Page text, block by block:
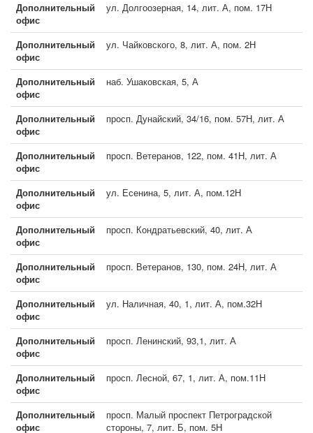
Дополнительный
офис
ул. Долгоозерная, 14, лит. А, пом. 17Н
Дополнительный
офис
ул. Чайковского, 8, лит. А, пом. 2Н
Дополнительный
офис
наб. Ушаковская, 5, А
Дополнительный
офис
просп. Дунайский, 34/16, пом. 57Н, лит. А
Дополнительный
офис
просп. Ветеранов, 122, пом. 41Н, лит. А
Дополнительный
офис
ул. Есенина, 5, лит. А, пом.12Н
Дополнительный
офис
просп. Кондратьевский, 40, лит. А
Дополнительный
офис
просп. Ветеранов, 130, пом. 24Н, лит. А
Дополнительный
офис
ул. Наличная, 40, 1, лит. А, пом.32Н
Дополнительный
офис
просп. Ленинский, 93,1, лит. А
Дополнительный
офис
просп. Лесной, 67, 1, лит. А, пом.11Н
Дополнительный
офис
просп. Малый проспект Петроградской
стороны, 7, лит. Б, пом. 5Н